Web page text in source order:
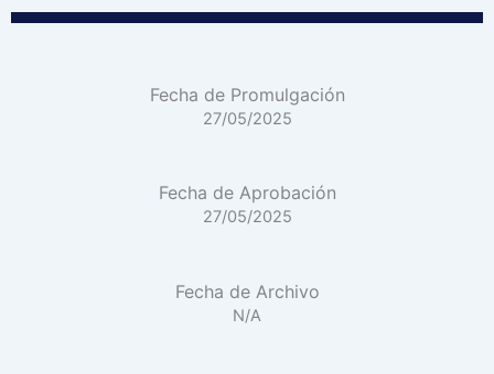
Fecha de Promulgación
27/05/2025
Fecha de Aprobación
27/05/2025
Fecha de Archivo
N/A